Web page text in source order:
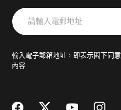
請
輸
郵
輸入電子郵箱地址，即表示閣下同意
內容